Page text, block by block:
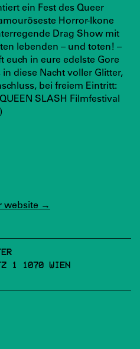
ein Fest des Queer
Horror-Ikone
Drag Show mit
lebenden – und toten! –
euch in eure edelste Gore
diese Nacht voller Glitter,
bei freiem Eintritt:
SLASH Filmfestival
website →
1 1070 WIEN